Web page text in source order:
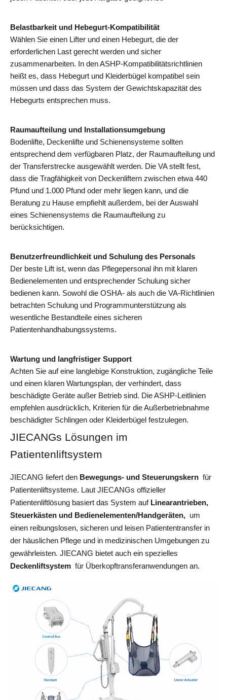
Belastbarkeit und Hebegurt-Kompatibilität
Wählen Sie einen Lifter und einen Hebegurt, die der
erforderlichen Last gerecht werden und sicher
zusammenarbeiten. In den ASHP-Kompatibilitätsrichtlinien
heißt es, dass Hebegurt und Kleiderbügel kompatibel sein
müssen und dass das System der Gewichtskapazität des
Hebegurts entsprechen muss.
Raumaufteilung und Installationsumgebung
Bodenlifte, Deckenlifte und Schienensysteme sollten
entsprechend dem verfügbaren Platz, der Raumaufteilung und
der Transferstrecke ausgewählt werden. Die VA stellt fest,
dass die Tragfähigkeit von Deckenliftern zwischen etwa 440
Pfund und 1.000 Pfund oder mehr liegen kann, und die
Beratung zu Hause empfiehlt außerdem, bei der Auswahl
eines Schienensystems die Raumaufteilung zu
berücksichtigen.
Benutzerfreundlichkeit und Schulung des Personals
Der beste Lift ist, wenn das Pflegepersonal ihn mit klaren
Bedienelementen und entsprechender Schulung sicher
bedienen kann. Sowohl die OSHA- als auch die VA-Richtlinien
betrachten Schulung und Programmunterstützung als
wesentliche Bestandteile eines sicheren
Patientenhandhabungssystems.
Wartung und langfristiger Support
Achten Sie auf eine langlebige Konstruktion, zugängliche Teile
und einen klaren Wartungsplan, der verhindert, dass
beschädigte Geräte außer Betrieb sind. Die ASHP-Leitlinien
empfehlen ausdrücklich, Kriterien für die Außerbetriebnahme
beschädigter Schlingen oder Kleiderbügel festzulegen.
JIECANGs Lösungen im
Patientenliftsystem
JIECANG liefert den Bewegungs- und Steuerungskern für
Patientenliftsysteme. Laut JIECANGs offizieller
Patientenliftlösung basiert das System auf Linearantrieben,
Steuerkästen und Bedienelementen/Handgeräten, um
einen reibungslosen, sicheren und leisen Patiententransfer in
der häuslichen Pflege und in medizinischen Umgebungen zu
Deckenliftsystem für Überkopftransferanwendungen an.